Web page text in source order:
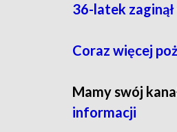
36-latek
Coraz więcej
Mamy swój
informacji